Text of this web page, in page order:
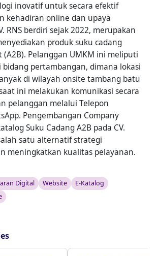
inovatif untuk secara efektif
kehadiran online dan upaya
RNS berdiri sejak 2022, merupakan
produk suku cadang
(A2B). Pelanggan UMKM ini meliputi
bidang pertambangan, dimana lokasi
di wilayah onsite tambang batu
saat ini melakukan komunikasi secara
pelanggan melalui Telepon
Pengembangan Company
Suku Cadang A2B pada CV.
satu alternatif strategi
meningkatkan kualitas pelayanan.
Digital Website
E-Katalog